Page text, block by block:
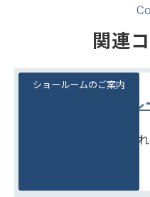
関連
ショー
見て、触れて、比べら
ショールームのご案内